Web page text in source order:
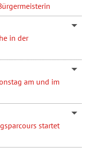
in der
am und im
startet